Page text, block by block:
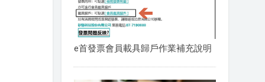
e首發票會員載具歸戶作業補充說明